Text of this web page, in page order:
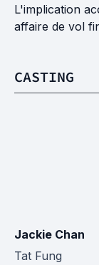
L'implication
affaire de vol
CASTING
Jackie Chan
Tat Fung